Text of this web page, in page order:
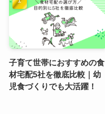
子育て世帯におすすめの食
材宅配5社を徹底比較｜幼
児食づくりでも大活躍！